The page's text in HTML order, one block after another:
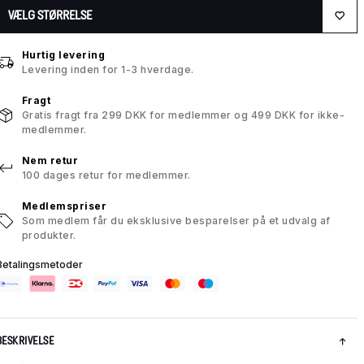
VÆLG STØRRELSE
Hurtig levering
Levering inden for 1-3 hverdage.
Fragt
Gratis fragt fra 299 DKK for medlemmer og 499 DKK for ikke-
medlemmer.
Nem retur
100 dages retur for medlemmer.
Medlemspriser
Som medlem får du eksklusive besparelser på et udvalg af
produkter.